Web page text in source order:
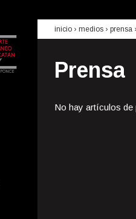
inicio › medios › prensa
Prensa
No hay artículos de